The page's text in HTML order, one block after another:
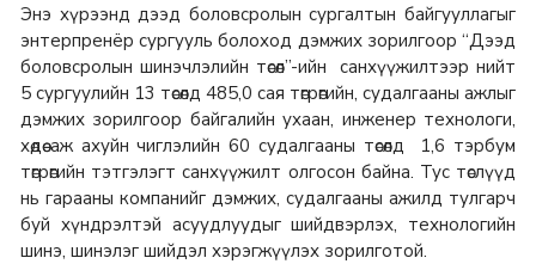
Энэ хүрээнд дээд боловсролын сургалтын байгууллагыг
энтерпренёр сургууль болоход дэмжих зорилгоор “Дээд
боловсролын шинэчлэлийн төсөл”-ийн санхүүжилтээр нийт
5 сургуулийн 13 төсөлд 485,0 сая төгрөгийн, судалгааны ажлыг
дэмжих зорилгоор байгалийн ухаан, инженер технологи,
хөдөө аж ахуйн чиглэлийн 60 судалгааны төсөлд 1,6 тэрбум
төгрөгийн тэтгэлэгт санхүүжилт олгосон байна. Тус төслүүд
нь гарааны компанийг дэмжих, судалгааны ажилд тулгарч
буй хүндрэлтэй асуудлуудыг шийдвэрлэх, технологийн
шинэ, шинэлэг шийдэл хэрэгжүүлэх зорилготой.